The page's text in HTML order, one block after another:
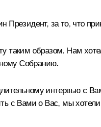
Президент, за то, что
таким образом. Нам
Собранию.
интервью с
с Вами о Вас, мы